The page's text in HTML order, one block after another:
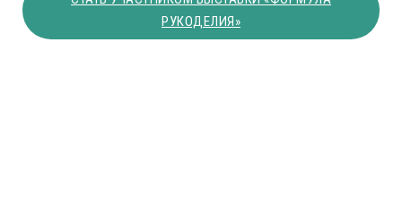
РУКОДЕЛИЯ»